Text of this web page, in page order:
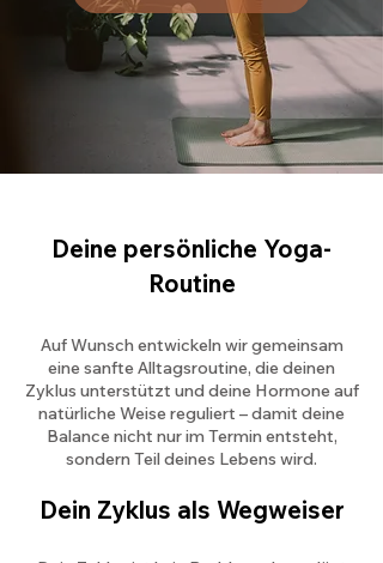
Deine persönliche Yoga-
Routine
Auf Wunsch entwickeln wir gemeinsam
eine sanfte Alltagsroutine, die deinen
Zyklus unterstützt und deine Hormone auf
natürliche Weise reguliert – damit deine
Balance nicht nur im Termin entsteht,
sondern Teil deines Lebens wird.
Dein Zyklus als Wegweiser